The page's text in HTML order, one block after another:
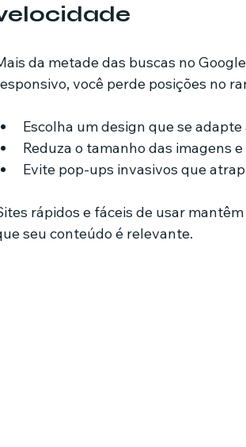
da metade das buscas no
você perde posições no
Escolha um design que se
Reduza o tamanho das imagens
Evite pop-ups invasivos que
rápidos e fáceis de usar
seu conteúdo é relevante.